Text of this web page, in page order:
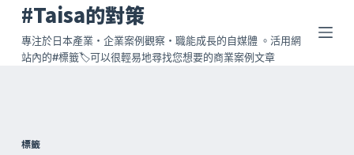
跳
至
主
#Taisa的對策
專注於日本產業・企業案例觀察・職能成長的自媒體 。活用網
站內的#標籤🏷️可以很輕易地尋找您想要的商業案例文章
標籤